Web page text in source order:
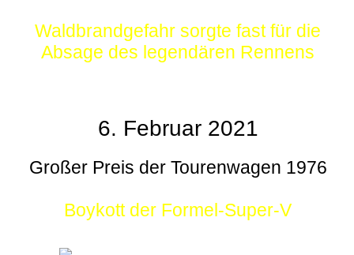
Waldbrandgefahr sorgte fast für die
Absage des legendären Rennens
6. Februar 2021
Großer Preis der Tourenwagen 1976
Boykott der Formel-Super-V